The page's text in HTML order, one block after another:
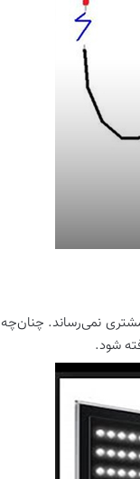
نمی‌رساند. چنان‌چه
شود.